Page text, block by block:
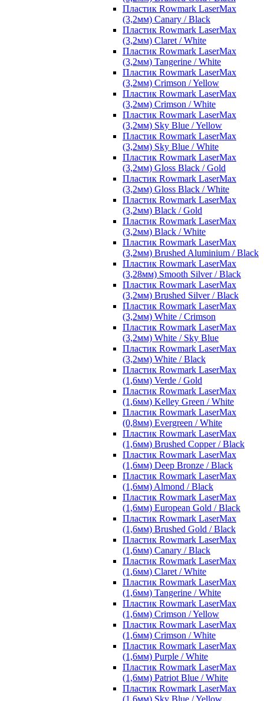
Пластик Rowmark LaserMax
(3,2мм) Canary / Black
Пластик Rowmark LaserMax
(3,2мм) Claret / White
Пластик Rowmark LaserMax
(3,2мм) Tangerine / White
Пластик Rowmark LaserMax
(3,2мм) Crimson / Yellow
Пластик Rowmark LaserMax
(3,2мм) Crimson / White
Пластик Rowmark LaserMax
(3,2мм) Sky Blue / Yellow
Пластик Rowmark LaserMax
(3,2мм) Sky Blue / White
Пластик Rowmark LaserMax
(3,2мм) Gloss Black / Gold
Пластик Rowmark LaserMax
(3,2мм) Gloss Black / White
Пластик Rowmark LaserMax
(3,2мм) Black / Gold
Пластик Rowmark LaserMax
(3,2мм) Black / White
Пластик Rowmark LaserMax
(3,2мм) Brushed Aluminium / Black
Пластик Rowmark LaserMax
(3,28мм) Smooth Silver / Black
Пластик Rowmark LaserMax
(3,2мм) Brushed Silver / Black
Пластик Rowmark LaserMax
(3,2мм) White / Crimson
Пластик Rowmark LaserMax
(3,2мм) White / Sky Blue
Пластик Rowmark LaserMax
(3,2мм) White / Black
Пластик Rowmark LaserMax
(1,6мм) Verde / Gold
Пластик Rowmark LaserMax
(1,6мм) Kelley Green / White
Пластик Rowmark LaserMax
(0,8мм) Evergreen / White
Пластик Rowmark LaserMax
(1,6мм) Brushed Copper / Black
Пластик Rowmark LaserMax
(1,6мм) Deep Bronze / Black
Пластик Rowmark LaserMax
(1,6мм) Almond / Black
Пластик Rowmark LaserMax
(1,6мм) European Gold / Black
Пластик Rowmark LaserMax
(1,6мм) Brushed Gold / Black
Пластик Rowmark LaserMax
(1,6мм) Canary / Black
Пластик Rowmark LaserMax
(1,6мм) Claret / White
Пластик Rowmark LaserMax
(1,6мм) Tangerine / White
Пластик Rowmark LaserMax
(1,6мм) Crimson / Yellow
Пластик Rowmark LaserMax
(1,6мм) Crimson / White
Пластик Rowmark LaserMax
(1,6мм) Purple / White
Пластик Rowmark LaserMax
(1,6мм) Patriot Blue / White
Пластик Rowmark LaserMax
(1,6мм) Sky Blue / Yellow